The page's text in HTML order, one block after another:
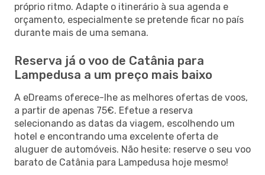
próprio ritmo. Adapte o itinerário à sua agenda e
orçamento, especialmente se pretende ficar no país
durante mais de uma semana.
Reserva já o voo de Catânia para
Lampedusa a um preço mais baixo
A eDreams oferece-lhe as melhores ofertas de voos,
a partir de apenas 75€. Efetue a reserva
selecionando as datas da viagem, escolhendo um
hotel e encontrando uma excelente oferta de
aluguer de automóveis. Não hesite: reserve o seu voo
barato de Catânia para Lampedusa hoje mesmo!